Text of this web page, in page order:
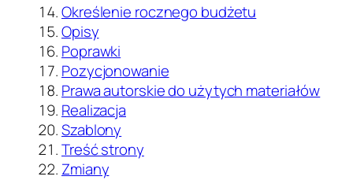
Określenie rocznego budżetu
Opisy
Poprawki
Pozycjonowanie
Prawa autorskie do użytych materiałów
Realizacja
Szablony
Treść strony
Zmiany